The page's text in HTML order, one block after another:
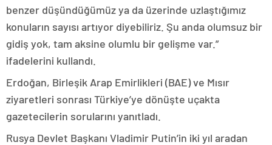
benzer düşündüğümüz ya da üzerinde uzlaştığımız
konuların sayısı artıyor diyebiliriz. Şu anda olumsuz bir
gidiş yok, tam aksine olumlu bir gelişme var.”
ifadelerini kullandı.
Erdoğan, Birleşik Arap Emirlikleri (BAE) ve Mısır
ziyaretleri sonrası Türkiye’ye dönüşte uçakta
gazetecilerin sorularını yanıtladı.
Rusya Devlet Başkanı Vladimir Putin’in iki yıl aradan